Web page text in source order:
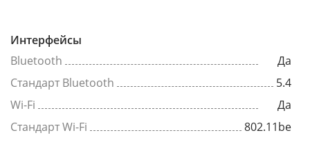
Интерфейсы
Bluetooth
Да
Стандарт Bluetooth
5.4
Wi-Fi
Да
Стандарт Wi-Fi
802.11be